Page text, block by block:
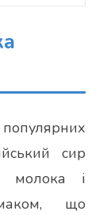
сир
молока і
що